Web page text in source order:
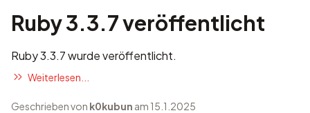
Ruby 3.3.7 veröffentlicht
Ruby 3.3.7 wurde veröffentlicht.
Weiterlesen...
Geschrieben von k0kubun am 15.1.2025